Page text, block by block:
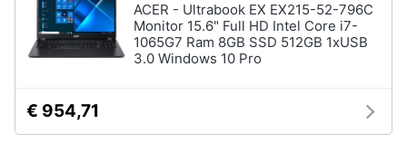
ACER - Ultrabook EX EX215-52-796C
Monitor 15.6" Full HD Intel Core i7-
1065G7 Ram 8GB SSD 512GB 1xUSB
3.0 Windows 10 Pro
€ 954,71